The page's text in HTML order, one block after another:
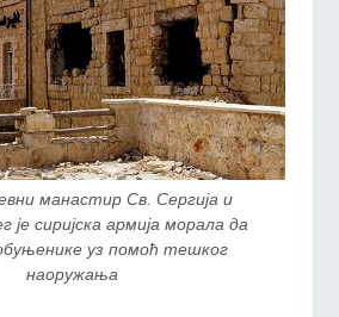
манастир Св. Сергија и
је сиријска армија морала да
уз помоћ тешког
наоружања